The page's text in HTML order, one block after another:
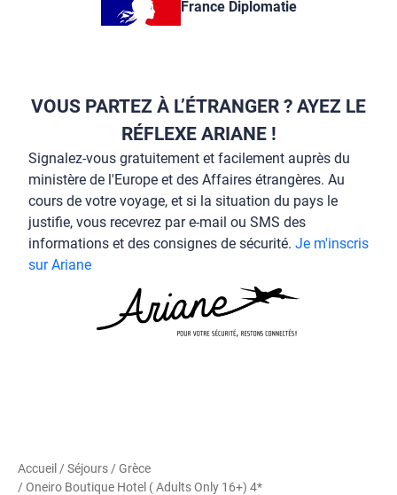
France Diplomatie
VOUS PARTEZ À L’ÉTRANGER ? AYEZ LE
RÉFLEXE ARIANE !
Signalez-vous gratuitement et facilement auprès du
ministère de l'Europe et des Affaires étrangères. Au
cours de votre voyage, et si la situation du pays le
justifie, vous recevrez par e-mail ou SMS des
informations et des consignes de sécurité. Je m'inscris
sur Ariane
Accueil /Séjours / Grèce
/ Oneiro Boutique Hotel ( Adults Only 16+) 4*